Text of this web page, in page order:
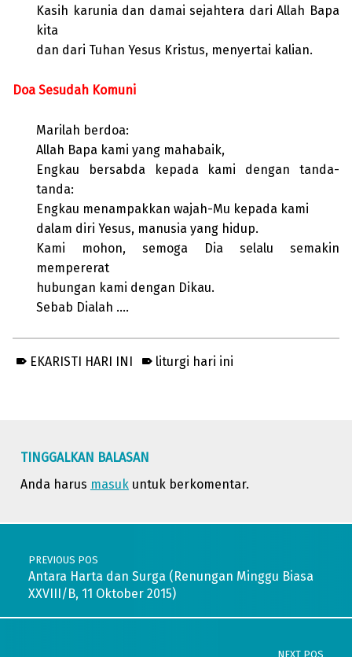
Kasih karunia dan damai sejahtera dari Allah Bapa
kita
dan dari Tuhan Yesus Kristus, menyertai kalian.
Doa Sesudah Komuni
Marilah berdoa:
Allah Bapa kami yang mahabaik,
Engkau bersabda kepada kami dengan tanda-
tanda:
Engkau menampakkan wajah-Mu kepada kami
dalam diri Yesus, manusia yang hidup.
Kami mohon, semoga Dia selalu semakin
mempererat
hubungan kami dengan Dikau.
Sebab Dialah ….
EKARISTI HARI INI liturgi hari ini
TINGGALKAN BALASAN
Anda harus masukuntuk berkomentar.
Post navigation
PREVIOUS POS
Antara Harta dan Surga (Renungan Minggu Biasa
XXVIII/B, 11 Oktober 2015)
NEXT POS